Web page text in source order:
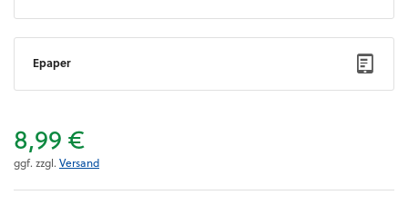
Epaper
8,99 €
ggf. zzgl. Versand